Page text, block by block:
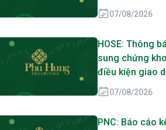
07/08/2026
HOSE: Thông
sung chứng
điều kiện giao
DMX
07/08/2026
PNC: Báo cáo